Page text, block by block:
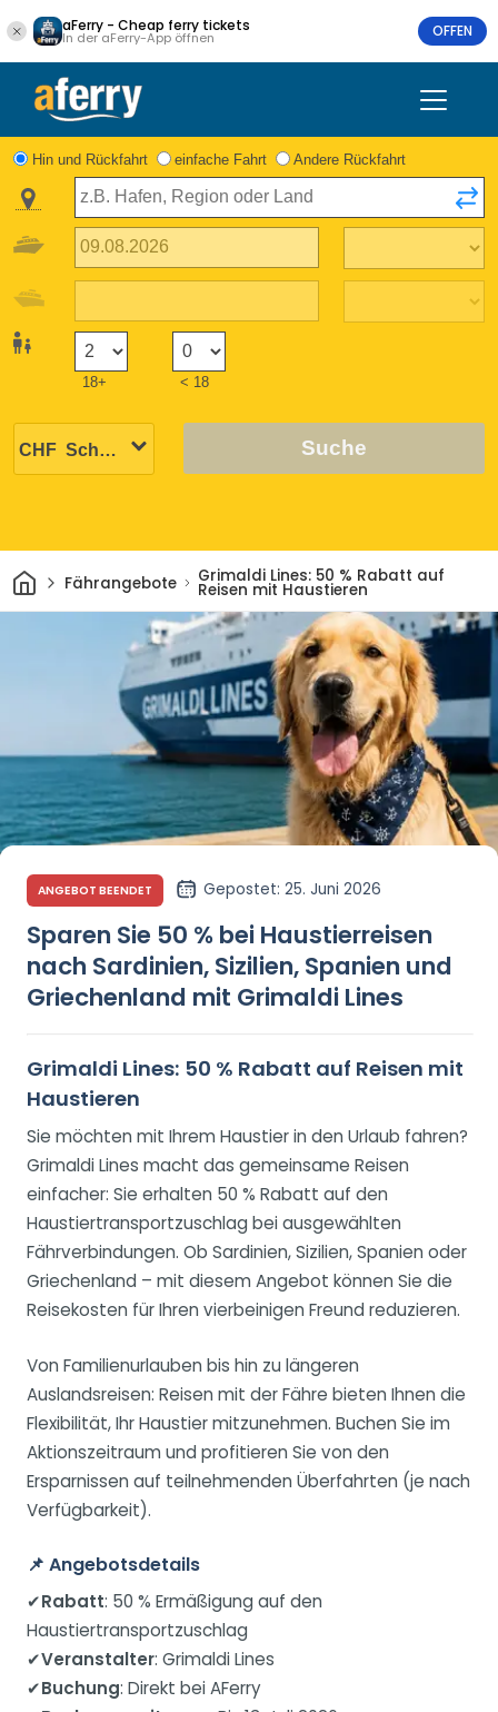
aFerry - Cheap ferry tickets
In der aFerry-App öffnen OFFEN
Hin und Rückfahrt einfache Fahrt Andere Rückfahrt
18+ < 18
Suche
HeimFährangebote Grimaldi Lines: 50 % Rabatt auf
Reisen mit Haustieren
ANGEBOT BEENDET Gepostet: 25. Juni 2026
Sparen Sie 50 % bei Haustierreisen
nach Sardinien, Sizilien, Spanien und
Griechenland mit Grimaldi Lines
Grimaldi Lines: 50 % Rabatt auf Reisen mit
Haustieren
Sie möchten mit Ihrem Haustier in den Urlaub fahren?
Grimaldi Lines macht das gemeinsame Reisen
einfacher: Sie erhalten 50 % Rabatt auf den
Haustiertransportzuschlag bei ausgewählten
Fährverbindungen. Ob Sardinien, Sizilien, Spanien oder
Griechenland – mit diesem Angebot können Sie die
Reisekosten für Ihren vierbeinigen Freund reduzieren.
Von Familienurlauben bis hin zu längeren
Auslandsreisen: Reisen mit der Fähre bieten Ihnen die
Flexibilität, Ihr Haustier mitzunehmen. Buchen Sie im
Aktionszeitraum und profitieren Sie von den
Ersparnissen auf teilnehmenden Überfahrten (je nach
Verfügbarkeit).
📌 Angebotsdetails
✔Rabatt: 50 % Ermäßigung auf den
Haustiertransportzuschlag
✔Veranstalter: Grimaldi Lines
✔Buchung: Direkt bei AFerry